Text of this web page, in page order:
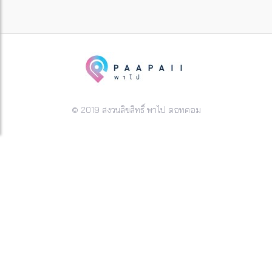
© 2019 สงวนลิขสิทธิ์ พาไป ดอทคอม